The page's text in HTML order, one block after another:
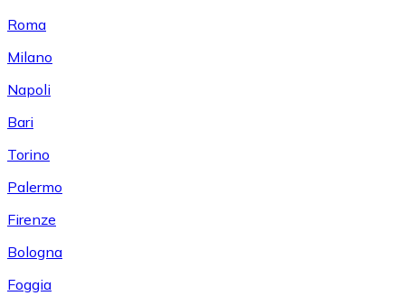
Roma
Milano
Napoli
Bari
Torino
Palermo
Firenze
Bologna
Foggia